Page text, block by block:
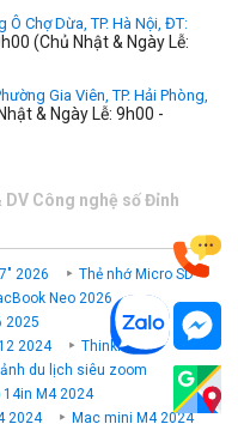
Ô Chợ Dừa, TP. Hà Nội, ĐT:
(Chủ Nhật & Ngày Lễ:
Gia Viên, TP. Hải Phòng,
& Ngày Lễ: 9h00 -
Công nghệ số Đỉnh
2026
Thẻ nhớ Micro SD
Neo 2026
2025
2024
ThinkPad P
ảnh du lịch siêu zoom
14in M4 2024
2024 Mac mini M4 2024